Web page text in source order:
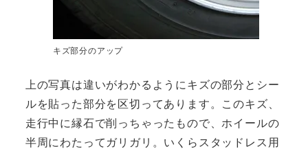
キズ部分のアップ
上の写真は違いがわかるようにキズの部分とシー
ルを貼った部分を区切ってあります。このキズ、
走行中に縁石で削っちゃったもので、ホイールの
半周にわたってガリガリ。いくらスタッドレス用